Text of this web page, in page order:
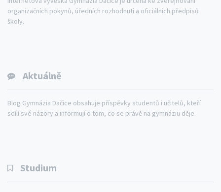
organizačních pokynů, úředních rozhodnutí a oficiálních předpisů
školy.
Aktuálně
Blog Gymnázia Dačice obsahuje příspěvky studentů i učitelů, kteří
sdílí své názory a informují o tom, co se právě na gymnáziu děje.
Studium